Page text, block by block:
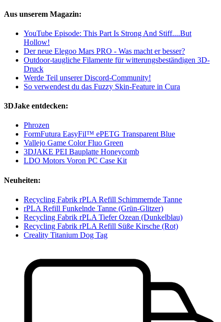
Aus unserem Magazin:
YouTube Episode: This Part Is Strong And Stiff....But
Hollow!
Der neue Elegoo Mars PRO - Was macht er besser?
Outdoor-taugliche Filamente für witterungsbeständigen 3D-
Druck
Werde Teil unserer Discord-Community!
So verwendest du das Fuzzy Skin-Feature in Cura
3DJake entdecken:
Phrozen
FormFutura EasyFil™ ePETG Transparent Blue
Vallejo Game Color Fluo Green
3DJAKE PEI Bauplatte Honeycomb
LDO Motors Voron PC Case Kit
Neuheiten:
Recycling Fabrik rPLA Refill Schimmernde Tanne
rPLA Refill Funkelnde Tanne (Grün-Glitzer)
Recycling Fabrik rPLA Tiefer Ozean (Dunkelblau)
Recycling Fabrik rPLA Refill Süße Kirsche (Rot)
Creality Titanium Dog Tag